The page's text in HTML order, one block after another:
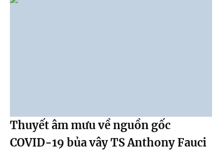
Thuyết âm mưu về nguồn gốc
COVID-19 bủa vây TS Anthony Fauci